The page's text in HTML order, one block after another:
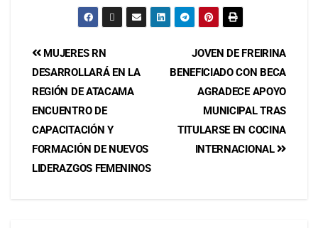
JOVEN DE FREIRINA
BENEFICIADO CON BECA
AGRADECE APOYO
MUNICIPAL TRAS
TITULARSE EN COCINA
INTERNACIONAL
MUJERES RN
DESARROLLARÁ EN LA
REGIÓN DE ATACAMA
ENCUENTRO DE
CAPACITACIÓN Y
FORMACIÓN DE NUEVOS
LIDERAZGOS FEMENINOS